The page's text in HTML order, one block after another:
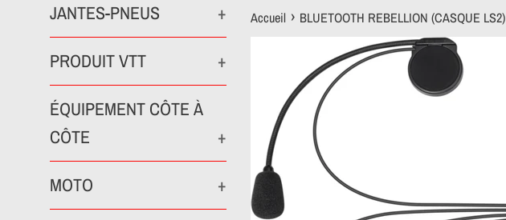
JANTES-PNEUS
+
PRODUIT VTT
+
ÉQUIPEMENT CÔTE À
CÔTE
+
MOTO
+
Accueil › BLUETOOTH REBELLION (CASQUE LS2)